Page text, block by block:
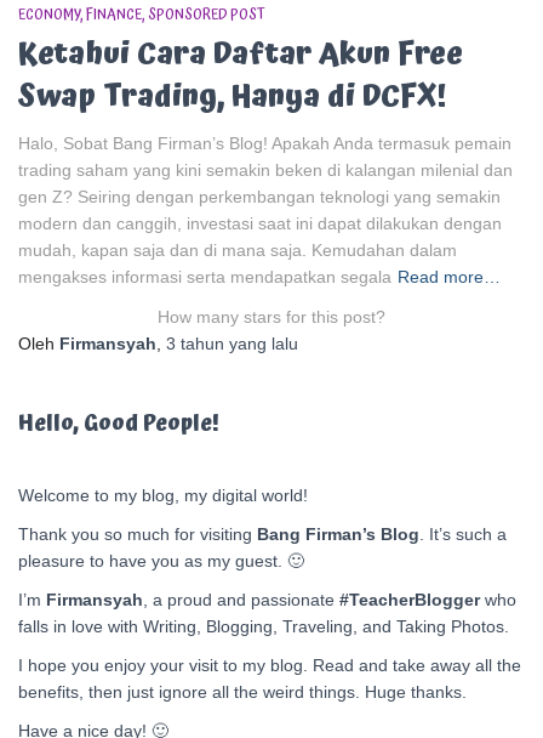
ECONOMY FINANCE SPONSORED POST
Ketahui Cara Daftar Akun Free
Swap Trading, Hanya di DCFX!
Halo, Sobat Bang Firman’s Blog! Apakah Anda termasuk pemain
trading saham yang kini semakin beken di kalangan milenial dan
gen Z? Seiring dengan perkembangan teknologi yang semakin
modern dan canggih, investasi saat ini dapat dilakukan dengan
mudah, kapan saja dan di mana saja. Kemudahan dalam
mengakses informasi serta mendapatkan segala Read more…
How many stars for this post?
Oleh Firmansyah, 3 tahun yang lalu
Hello, Good People!
Welcome to my blog, my digital world!
Thank you so much for visiting Bang Firman’s Blog. It’s such a
pleasure to have you as my guest. 🙂
I’m Firmansyah, a proud and passionate #TeacherBloggerwho
falls in love with Writing, Blogging, Traveling, and Taking Photos.
I hope you enjoy your visit to my blog. Read and take away all the
benefits, then just ignore all the weird things. Huge thanks.
Have a nice day! 🙂